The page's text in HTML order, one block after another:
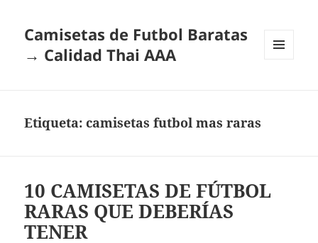
Camisetas de Futbol Baratas
→ Calidad Thai AAA
Etiqueta:camisetas futbol mas raras
10 CAMISETAS DE FÚTBOL
RARAS QUE DEBERÍAS
TENER